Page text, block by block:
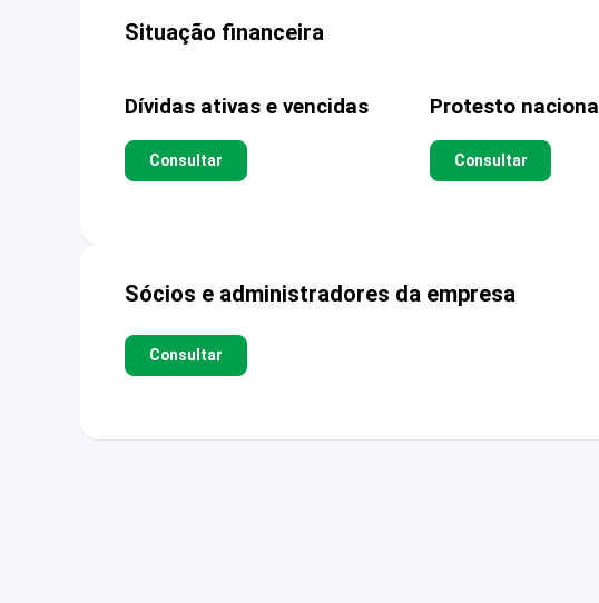
Situação financeira
Dívidas ativas e vencidas
Consultar
Protesto nacional
Consultar
Sócios e administradores da empresa
Consultar